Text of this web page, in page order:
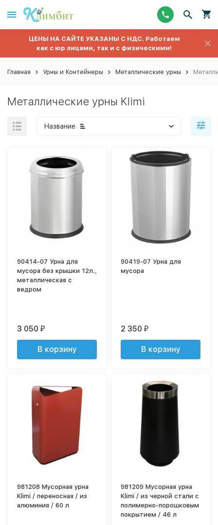
ЦЕНЫ НА САЙТЕ УКАЗАНЫ С НДС. Работаем
как с юр лицами, так и с физическими!
Главная Урны и Контейнеры Металлические урны
Металлические урны Klimi
Название
90414-07 Урна для
мусора без крышки 12л.,
металлическая с
ведром
3 050₽
В корзину
90419-07 Урна для
мусора
2 350₽
В корзину
981208 Мусорная урна
Klimi / переносная / из
алюминия / 60 л
981209 Мусорная урна
Klimi / из черной стали с
полимерно-порошковым
покрытием / 46 л